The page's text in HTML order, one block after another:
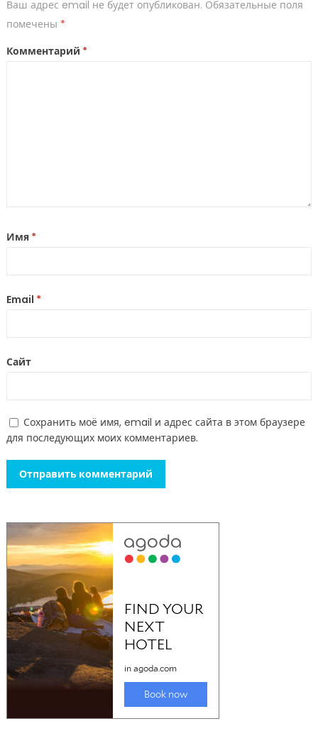
Ваш адрес email не будет опубликован. Обязательные поля
помечены *
Комментарий *
Имя *
Email *
Сайт
Сохранить моё имя, email и адрес сайта в этом браузере
для последующих моих комментариев.